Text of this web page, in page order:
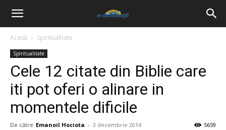
Acasă Spiritualitate
Spiritualitate
Cele 12 citate din Biblie care
iti pot oferi o alinare in
momentele dificile
De către Emanoil Hociota - 3 decembrie 2014 5659